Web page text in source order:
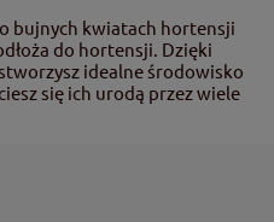
bujnych kwiatach hortensji
do hortensji. Dzięki
idealne środowisko
się ich urodą przez wiele